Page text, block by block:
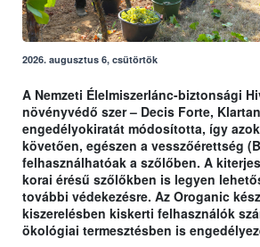
2026. augusztus 6, csütörtök
A Nemzeti Élelmiszerlánc-biztonsági
növényvédő szer – Decis Forte,
engedélyokiratát módosította, így
követően, egészen a vesszőérettség
felhasználhatóak a szőlőben. A
korai érésű szőlőkben is legyen
további védekezésre. Az Oroganic
kiszerelésben kiskerti felhasználók
ökológiai termesztésben is